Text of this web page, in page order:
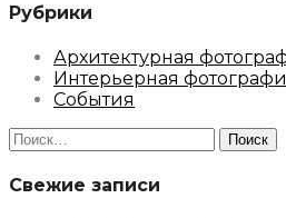
Рубрики
Архитектурная
Интерьерная
События
Найти:
Свежие записи